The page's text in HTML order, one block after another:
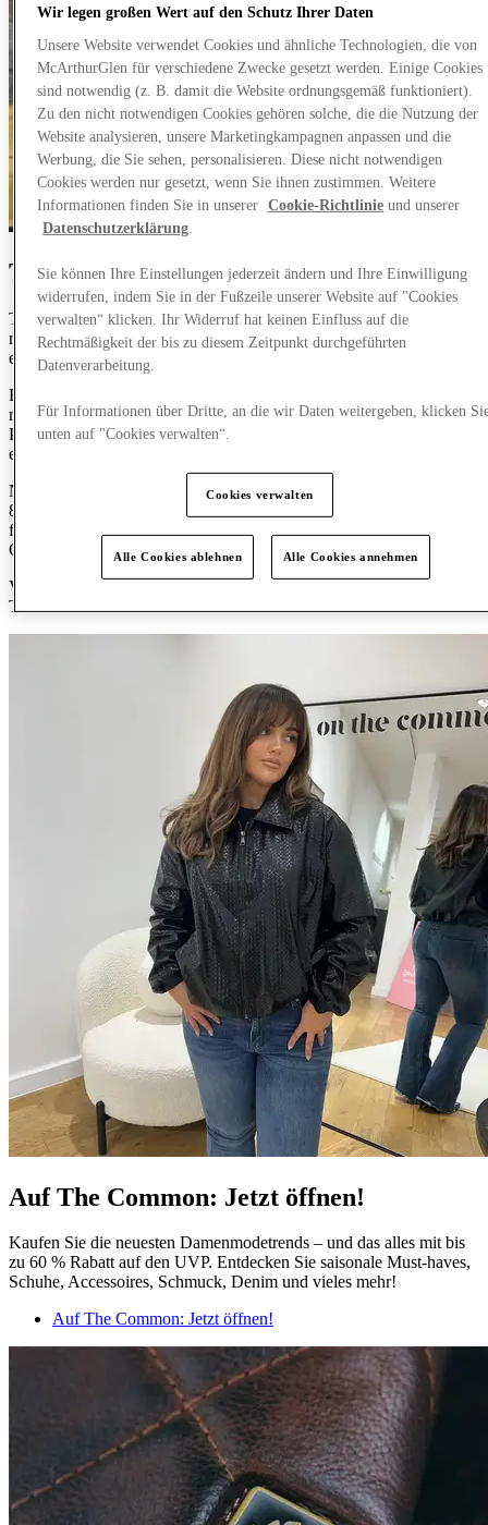
The Label Yard: Bald eröffnend
The Label Yard ist Ihr Anlaufpunkt für hochwertige Streetwear und
moderne Mode und vereint fünf sorgfältig kuratierte Marken unter
einem Dach.
Entdecken Sie herausragende Stücke von einigen der heute
meistdiskutierten Labels:
Pas De Monaco, Irasuto, Sedley und Human Race – jeder bietet
eine eigene Interpretation des zeitgenössischen Straßenstils.
Neben diesen zeitgenössischen Marken bietet The Label Yard auch
883 Police, das ikonische italienische Label aus dem Jahr 1955, das
für sein Erbe, seine Handwerkskunst und seine urbane Streetwear-
Qualität bekannt ist.
Von anspruchsvollen Essentials bis hin zu auffälligen Stücken liefert
The Label Yard modernen Stil mit Authentizität und Attitüde.
Auf The Common: Jetzt öffnen!
Kaufen Sie die neuesten Damenmodetrends – und das alles mit bis
zu 60 % Rabatt auf den UVP. Entdecken Sie saisonale Must-haves,
Schuhe, Accessoires, Schmuck, Denim und vieles mehr!
Auf The Common: Jetzt öffnen!
Wir legen großen Wert auf den Schutz Ihrer Daten
Unsere Website verwendet Cookies und ähnliche Technologien, die von
McArthurGlen für verschiedene Zwecke gesetzt werden. Einige Cookies
sind notwendig (z. B. damit die Website ordnungsgemäß funktioniert).
Zu den nicht notwendigen Cookies gehören solche, die die Nutzung der
Website analysieren, unsere Marketingkampagnen anpassen und die
Werbung, die Sie sehen, personalisieren. Diese nicht notwendigen
Cookies werden nur gesetzt, wenn Sie ihnen zustimmen. Weitere
Informationen finden Sie in unserer
Cookie-Richtlinie und unserer
Datenschutzerklärung.
Sie können Ihre Einstellungen jederzeit ändern und Ihre Einwilligung
widerrufen, indem Sie in der Fußzeile unserer Website auf "Cookies
verwalten“ klicken. Ihr Widerruf hat keinen Einfluss auf die
Rechtmäßigkeit der bis zu diesem Zeitpunkt durchgeführten
Datenverarbeitung.
Für Informationen über Dritte, an die wir Daten weitergeben, klicken
unten auf "Cookies verwalten“.
Cookies verwalten
Alle Cookies ablehnen Alle Cookies annehmen